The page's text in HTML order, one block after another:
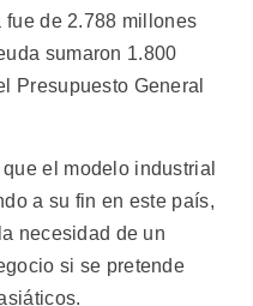
fue de 2.788 millones
sumaron 1.800
Presupuesto General
el modelo industrial
a su fin en este país,
necesidad de un
si se pretende